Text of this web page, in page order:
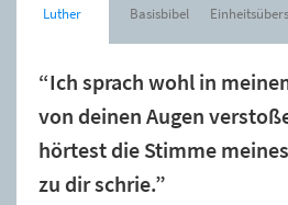
Luther Basisbibel
“Ich sprach wohl in
von deinen Augen
hörtest die Stimme
zu dir schrie.”